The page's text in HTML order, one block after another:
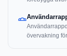
övervakning